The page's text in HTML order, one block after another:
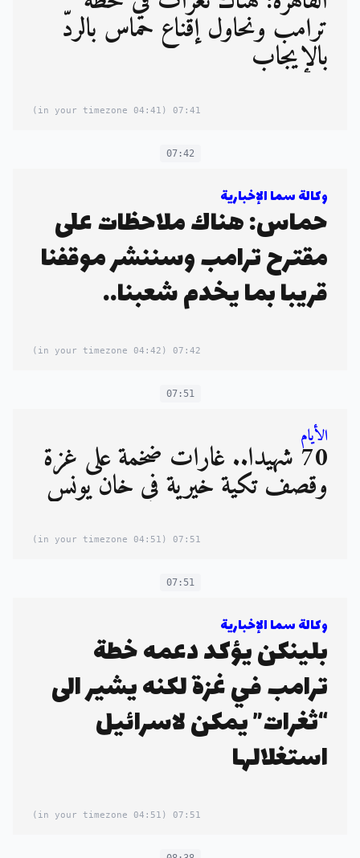
ترامب ونحاول إقناع حماس بالردّ
بالإيجاب
07:41
(04:41 in your timezone)
07:42
وكالة سما الإخبارية
حماس: هناك ملاحظات على
مقترح ترامب وسننشر موقفنا
قريبا بما يخدم شعبنا..
07:42
(04:42 in your timezone)
07:51
الأيام 70 شهيداً.. غارات ضخمة على غزة
وقصف تكية خيرية في خان يونس
07:51
(04:51 in your timezone)
07:51
وكالة سما الإخبارية
بلينكن يؤكد دعمه خطة
ترامب في غزة لكنه يشير الى
“ثغرات” يمكن لاسرائيل
استغلالها
07:51
(04:51 in your timezone)